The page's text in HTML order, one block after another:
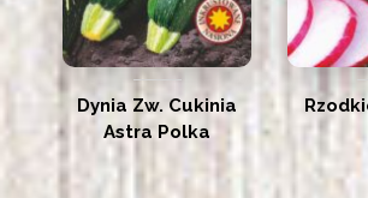
Dynia Zw. Cukinia
Astra Polka